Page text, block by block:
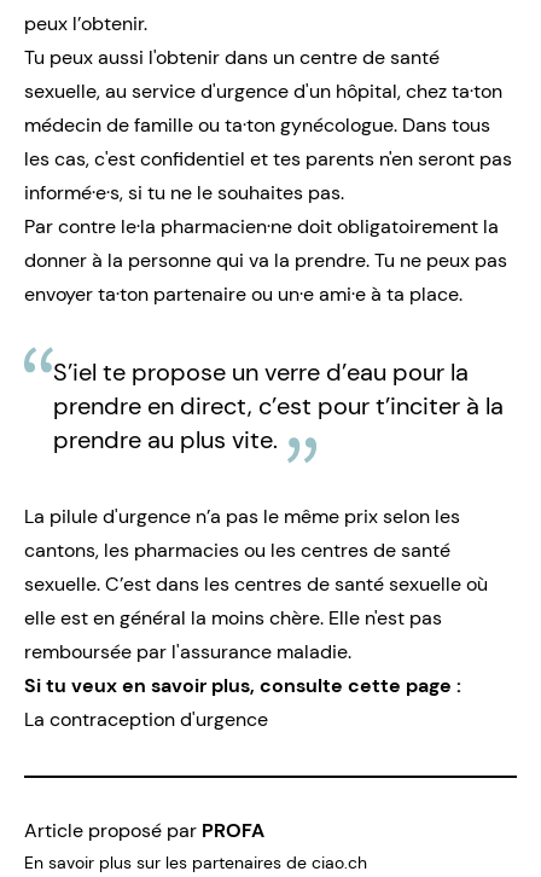
peux l’obtenir.
Tu peux aussi l'obtenir dans uncentre de santé
sexuelle, au service d'urgence d'un hôpital, chez ta·ton
médecin de famille ou ta·tongynécologue. Dans tous
les cas, c'est confidentiel et tes parents n'en seront pas
informé·e·s, si tu ne le souhaites pas.
Par contre le·la pharmacien·ne doit obligatoirement la
donner à la personne qui va la prendre. Tu ne peux pas
envoyer ta·ton partenaire ou un·e ami·e à ta place.
S’iel te propose un verre d’eau pour la
prendre en direct, c’est pour t’inciter à la
prendre au plus vite.
La pilule d'urgence n’a pas le même prix selon les
cantons, les pharmacies ou les centres de santé
sexuelle. C’est dans les centres de santé sexuelle où
elle est en général la moins chère. Elle n'est pas
remboursée par l'assurance maladie.
Si tu veux en savoir plus, consulte cette page :
La contraception d'urgence
Article proposé par PROFA
En savoir plus sur les partenaires de ciao.ch